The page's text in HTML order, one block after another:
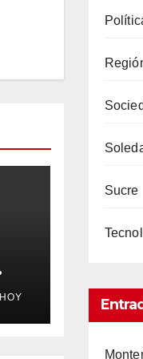
Sucre